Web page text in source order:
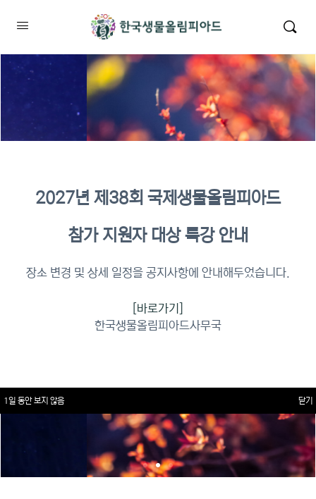
2027년 제38회 국제생물올림피아드
참가 지원자 대상 특강 안내
장소 변경 및 상세 일정을 공지사항에 안내해두었습니다.
[바로가기]
한국생물올림피아드사무국
1일 동안 보지 않음 닫기